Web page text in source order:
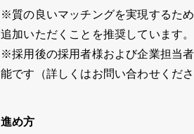
※質の良いマッチングを実現するた
追加いただくことを推奨しています。
※採用後の採用者様および企業担当
能です（詳しくはお問い合わせくださ
進め方